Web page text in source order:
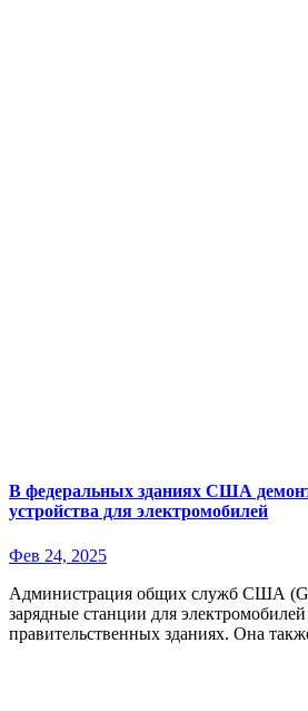
В федеральных зданиях США
устройства для электромобилей
Фев 24, 2025
Администрация общих служб США (GSA) закроет все
зарядные станции для
правительственных зданиях. Она